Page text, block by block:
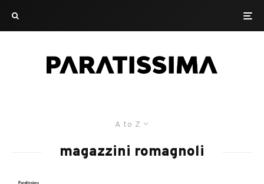
A to Z
magazzini romagnoli